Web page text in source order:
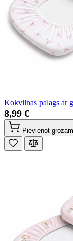
Kokvilnas palags ar
8,99 €
Pievienot grozam